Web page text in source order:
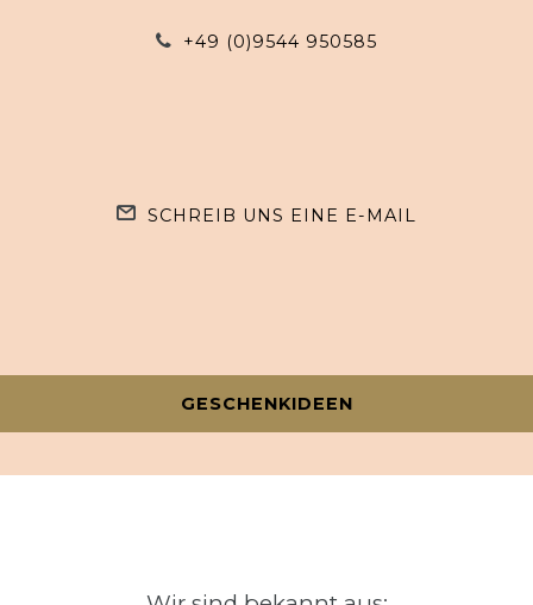
+49 (0)9544 950585
SCHREIB UNS EINE E-MAIL
GESCHENKIDEEN